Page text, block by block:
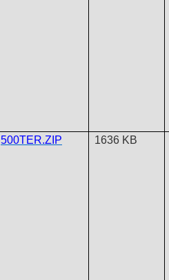
500TER.ZIP 1636 KB